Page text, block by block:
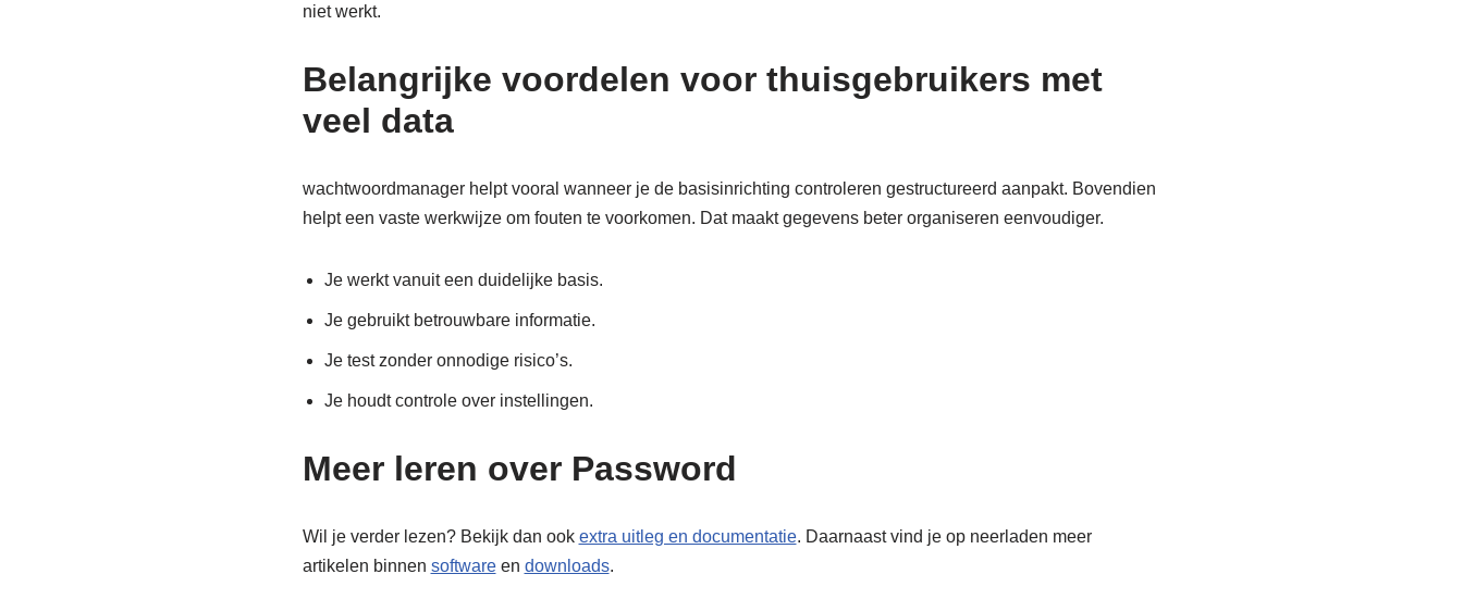
niet werkt.
Belangrijke voordelen voor thuisgebruikers met
veel data
wachtwoordmanager helpt vooral wanneer je de basisinrichting controleren gestructureerd aanpakt. Bovendien
helpt een vaste werkwijze om fouten te voorkomen. Dat maakt gegevens beter organiseren eenvoudiger.
Je werkt vanuit een duidelijke basis.
Je gebruikt betrouwbare informatie.
Je test zonder onnodige risico’s.
Je houdt controle over instellingen.
Meer leren over Password
Wil je verder lezen? Bekijk dan ook extra uitleg en documentatie. Daarnaast vind je op neerladen meer
artikelen binnen softwareen downloads.